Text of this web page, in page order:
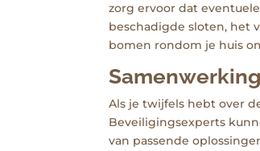
zorg ervoor dat
beschadigde sloten, het
bomen rondom je huis
Als je twijfels hebt over
Beveiligingsexperts
van passende